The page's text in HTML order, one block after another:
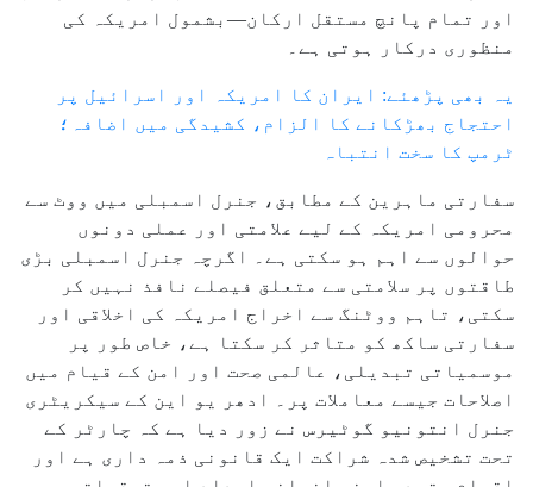
اور تمام پانچ مستقل ارکان—بشمول امریکہ کی
منظوری درکار ہوتی ہے۔
یہ بھی پڑھئے: ایران کا امریکہ اور اسرائیل پر
احتجاج بھڑکانے کا الزام، کشیدگی میں اضافہ؛
ٹرمپ کا سخت انتباہ
سفارتی ماہرین کے مطابق، جنرل اسمبلی میں ووٹ سے
محرومی امریکہ کے لیے علامتی اور عملی دونوں
حوالوں سے اہم ہو سکتی ہے۔ اگرچہ جنرل اسمبلی بڑی
طاقتوں پر سلامتی سے متعلق فیصلے نافذ نہیں کر
سکتی، تاہم ووٹنگ سے اخراج امریکہ کی اخلاقی اور
سفارتی ساکھ کو متاثر کر سکتا ہے، خاص طور پر
موسمیاتی تبدیلی، عالمی صحت اور امن کے قیام میں
اصلاحات جیسے معاملات پر۔ ادھر یو این کے سیکریٹری
جنرل انتونیو گوٹیرس نے زور دیا ہے کہ چارٹر کے
تحت تشخیص شدہ شراکت ایک قانونی ذمہ داری ہے اور